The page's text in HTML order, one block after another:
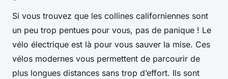
Si vous trouvez que les collines californiennes sont
un peu trop pentues pour vous, pas de panique ! Le
vélo électrique est là pour vous sauver la mise. Ces
vélos modernes vous permettent de parcourir de
plus longues distances sans trop d’effort. Ils sont